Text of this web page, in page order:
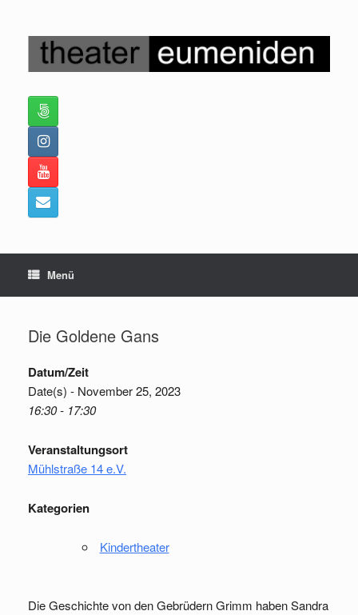
springen
Menü
Die Goldene Gans
Datum/Zeit
Date(s) - November 25, 2023
16:30 - 17:30
Veranstaltungsort
Mühlstraße 14 e.V.
Kategorien
Kindertheater
Die Geschichte von den Gebrüdern Grimm haben Sandra